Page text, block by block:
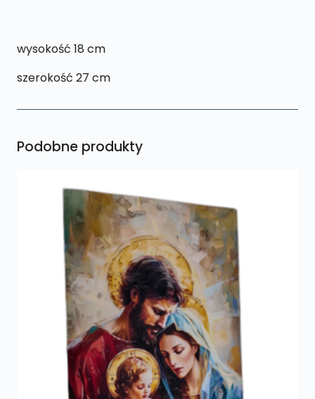
wysokość 18 cm
szerokość 27 cm
Podobne produkty